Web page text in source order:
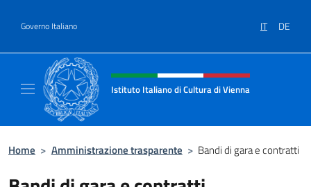
Governo Italiano IT DE
Intestazione sito, social e menù
Istituto Italiano di Cultura di Vienna
Home > Amministrazione trasparente > Bandi di gara e contratti